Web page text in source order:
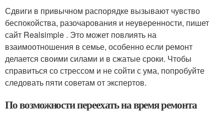
Сдвиги в привычном распорядке вызывают чувство
беспокойства, разочарования и неуверенности, пишет
сайт Realsimple . Это может повлиять на
взаимоотношения в семье, особенно если ремонт
делается своими силами и в сжатые сроки. Чтобы
справиться со стрессом и не сойти с ума, попробуйте
следовать пяти советам от экспертов.
По возможности переехать на время ремонта